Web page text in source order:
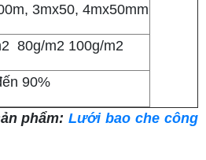
3mx50, 4mx50mm
80g/m2 100g/m2
90%
phẩm:Lưới bao che công